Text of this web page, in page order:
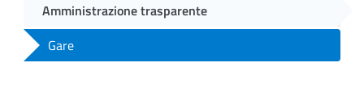
Amministrazione trasparente
Gare